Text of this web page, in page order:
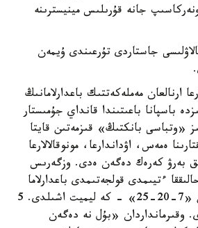
جانە قۇرىلىس مينيسترىنە
جاستاردى تۇرعىندى ۇيمەن
ارنالعان مەملەكەتتىك باعدارلامانىڭ
باسپانا باعىتىندا قانداي جۇمىستار
«وتباسى بانكتىڭ» قىزمەتىن قايتا
ەمەس، اۋداندارعا، مونوقالالارعا
بەرۋ كەرەك دەگەن ەدى. وزگەرىس
ءتيىمدى قولجەتىمدى باعدارلاما
ىسكە قوسىلادى؟ بۇگىن «7-20-25» - كە ليميت اشىلدى. 5
وقىرمانداردان «بۇل نە دەگەن